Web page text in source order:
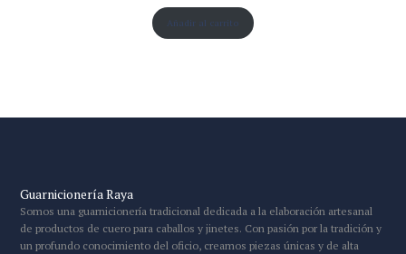
Añadir al carrito
Guarnicionería Raya
Somos una guarnicionería tradicional dedicada a la elaboración artesanal
de productos de cuero para caballos y jinetes. Con pasión por la tradición y
un profundo conocimiento del oficio, creamos piezas únicas y de alta